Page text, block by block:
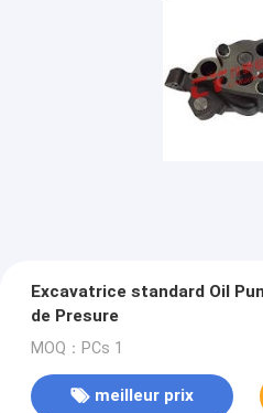
Excavatrice standard Oil
de Presure
MOQ：PCs 1
meilleur prix